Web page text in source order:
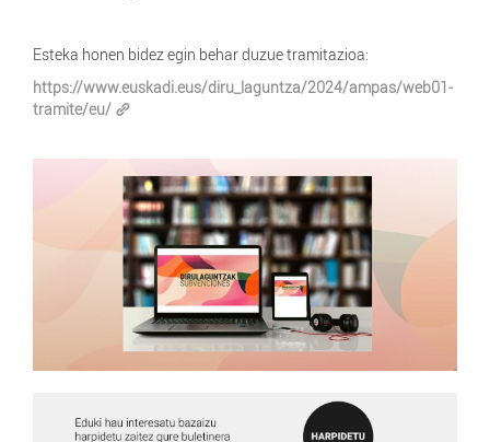
Esteka honen bidez egin behar duzue tramitazioa:
https://www.euskadi.eus/diru_laguntza/2024/ampas/web01-
tramite/eu/